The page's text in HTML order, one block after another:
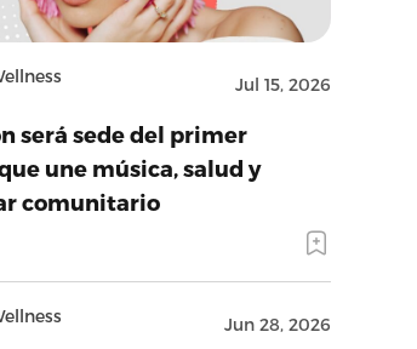
Jul 15, 2026
será sede del primer
une música, salud y
comunitario
Jun 28, 2026